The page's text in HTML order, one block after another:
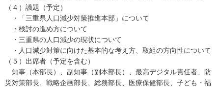
（４）議題（予定）
・「三重県人口減少対策推進本部」について
・検討の進め方について
・三重県の人口減少の現状について
・人口減少対策に向けた基本的な考え方、取組の方向性について
（５）出席者（予定を含む）
知事（本部長）、副知事（副本部長）、最高デジタル責任者、防
災対策部長、戦略企画部長、総務部長、医療保健部長、子ども・福